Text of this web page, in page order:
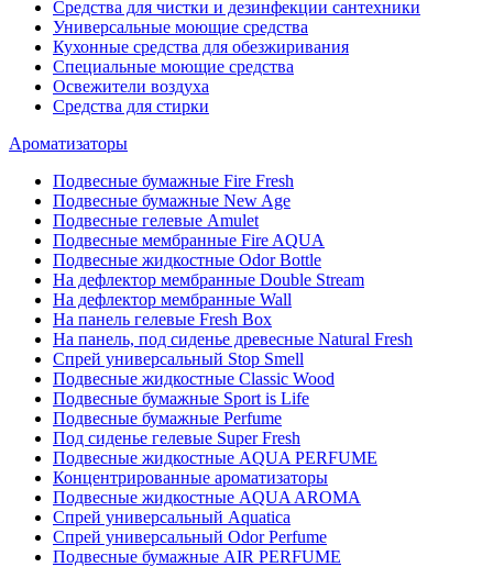
Средства для чистки и дезинфекции сантехники
Универсальные моющие средства
Кухонные средства для обезжиривания
Специальные моющие средства
Освежители воздуха
Средства для стирки
Ароматизаторы
Подвесные бумажные Fire Fresh
Подвесные бумажные New Age
Подвесные гелевые Amulet
Подвесные мембранные Fire AQUA
Подвесные жидкостные Odor Bottle
На дефлектор мембранные Double Stream
На дефлектор мембранные Wall
На панель гелевые Fresh Box
На панель, под сиденье древесные Natural Fresh
Спрей универсальный Stop Smell
Подвесные жидкостные Classic Wood
Подвесные бумажные Sport is Life
Подвесные бумажные Perfume
Под сиденье гелевые Super Fresh
Подвесные жидкостные AQUA PERFUME
Концентрированные ароматизаторы
Подвесные жидкостные AQUA AROMA
Спрей универсальный Aquatica
Спрей универсальный Odor Perfume
Подвесные бумажные AIR PERFUME